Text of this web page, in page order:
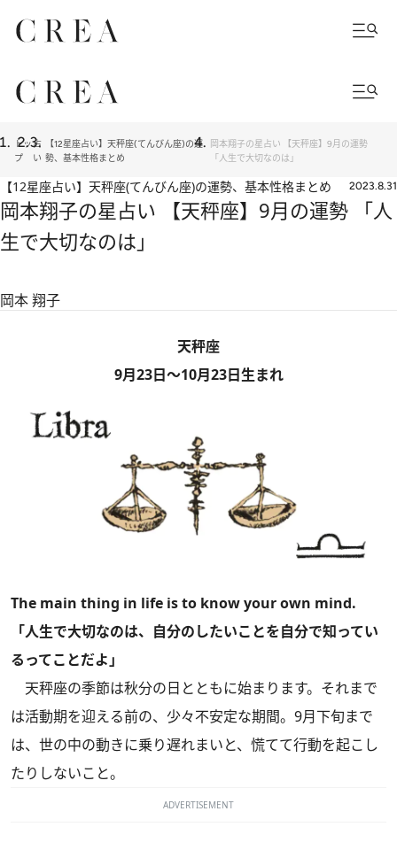
トッ
プ
占
い
【12星座占い】天秤座(てんびん座)の運
勢、基本性格まとめ
岡本翔子の星占い 【天秤座】9月の運勢
「人生で大切なのは」
【12星座占い】天秤座(てんびん座)の運勢、基本性格まとめ 2023.8.31
岡本翔子の星占い 【天秤座】9月の運勢 「人
生で大切なのは」
岡本 翔子
天秤座
9月23日～10月23日生まれ
The main thing in life is to know your own mind.
「人生で大切なのは、自分のしたいことを自分で知ってい
るってことだよ」
天秤座の季節は秋分の日とともに始まります。それまで
は活動期を迎える前の、少々不安定な期間。9月下旬まで
は、世の中の動きに乗り遅れまいと、慌てて行動を起こし
たりしないこと。
ADVERTISEMENT